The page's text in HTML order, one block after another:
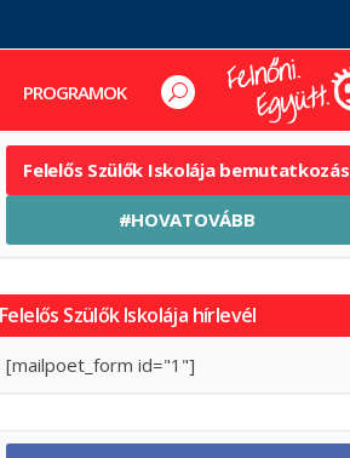
PROGRAMOK
Felelős Szülők Iskolája bemutatkozás
#HOVATOVÁBB
Felelős Szülők Iskolája hírlevél
[mailpoet_form id="1"]